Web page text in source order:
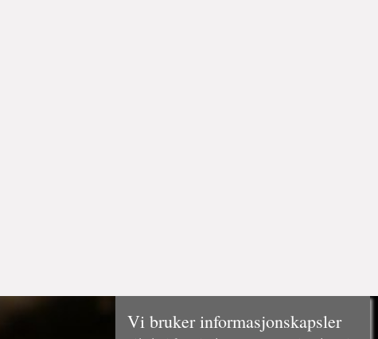
Vi bruker informasjonskapsler